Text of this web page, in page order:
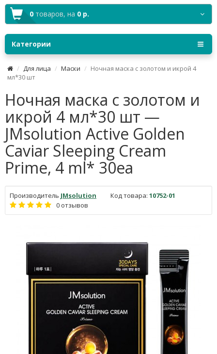
0 товаров, на 0 р.
Категории
Для лица Маски
Ночная маска с золотом и икрой 4
мл*30 шт
Ночная маска с золотом и
икрой 4 мл*30 шт —
JMsolution Active Golden
Caviar Sleeping Cream
Prime, 4 ml* 30ea
Производитель JMsolution Код товара: 10752-01
0 отзывов